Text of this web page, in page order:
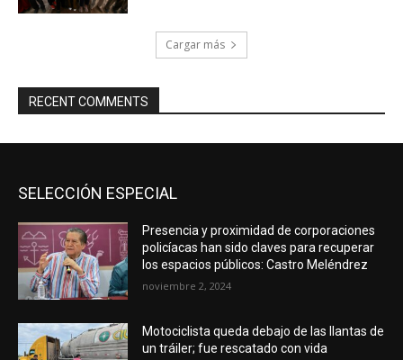
Cargar más
RECENT COMMENTS
SELECCIÓN ESPECIAL
Presencia y proximidad de corporaciones
policíacas han sido claves para recuperar
los espacios públicos: Castro Meléndrez
noviembre 2, 2024
Motociclista queda debajo de las llantas de
un tráiler; fue rescatado con vida